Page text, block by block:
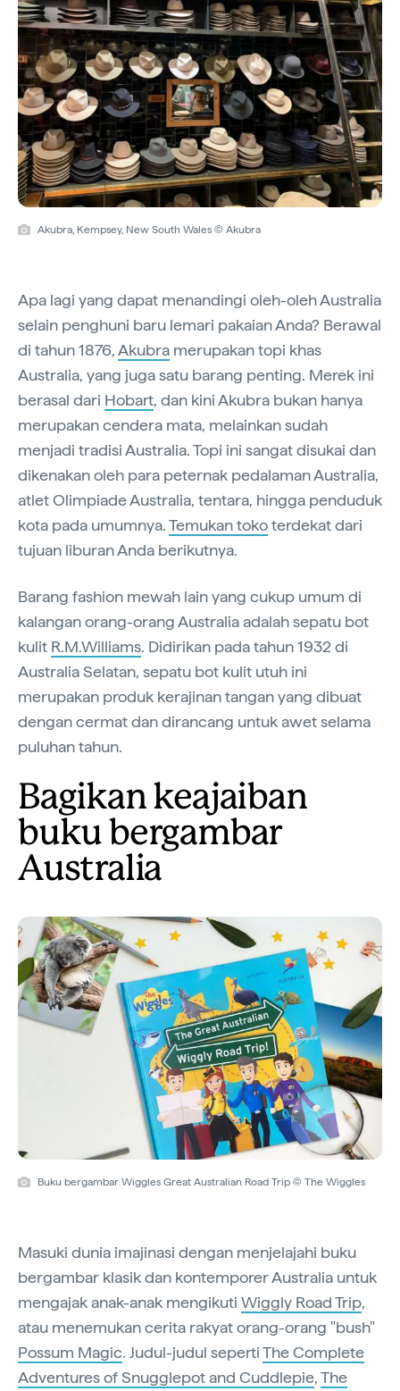
Akubra, Kempsey, New South Wales © Akubra
Apa lagi yang dapat menandingi oleh-oleh Australia
selain penghuni baru lemari pakaian Anda? Berawal
di tahun 1876,Akubra merupakan topi khas
Australia, yang juga satu barang penting. Merek ini
berasal dari Hobart, dan kini Akubra bukan hanya
merupakan cendera mata, melainkan sudah
menjadi tradisi Australia. Topi ini sangat disukai dan
dikenakan oleh para peternak pedalaman Australia,
atlet Olimpiade Australia, tentara, hingga penduduk
kota pada umumnya.Temukan tokoterdekat dari
tujuan liburan Anda berikutnya.
Barang fashion mewah lain yang cukup umum di
kalangan orang-orang Australia adalah sepatu bot
kulit R.M.Williams. Didirikan pada tahun 1932 di
Australia Selatan, sepatu bot kulit utuh ini
merupakan produk kerajinan tangan yang dibuat
dengan cermat dan dirancang untuk awet selama
puluhan tahun.
Bagikan keajaiban
buku bergambar
Australia
Buku bergambar Wiggles Great Australian Road Trip © The Wiggles
Masuki dunia imajinasi dengan menjelajahi buku
bergambar klasik dan kontemporer Australia untuk
mengajak anak-anak mengikuti Wiggly Road Trip,
atau menemukan cerita rakyat orang-orang "bush"
Possum Magic. Judul-judul sepertiThe Complete
Adventures of Snugglepot and Cuddlepie,The